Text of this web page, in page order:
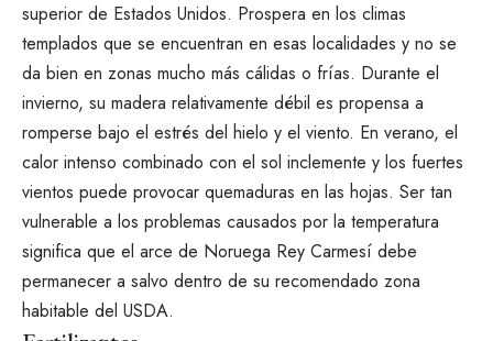
superior de Estados Unidos. Prospera en los climas
templados que se encuentran en esas localidades y no se
da bien en zonas mucho más cálidas o frías. Durante el
invierno, su madera relativamente débil es propensa a
romperse bajo el estrés del hielo y el viento. En verano, el
calor intenso combinado con el sol inclemente y los fuertes
vientos puede provocar quemaduras en las hojas. Ser tan
vulnerable a los problemas causados por la temperatura
significa que el arce de Noruega Rey Carmesí debe
permanecer a salvo dentro de su recomendado zona
habitable del USDA.